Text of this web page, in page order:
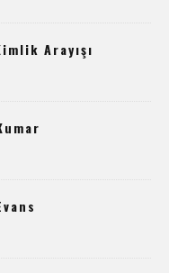
Arayışı